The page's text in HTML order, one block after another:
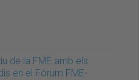
de la FME amb els
en el Fòrum FME-